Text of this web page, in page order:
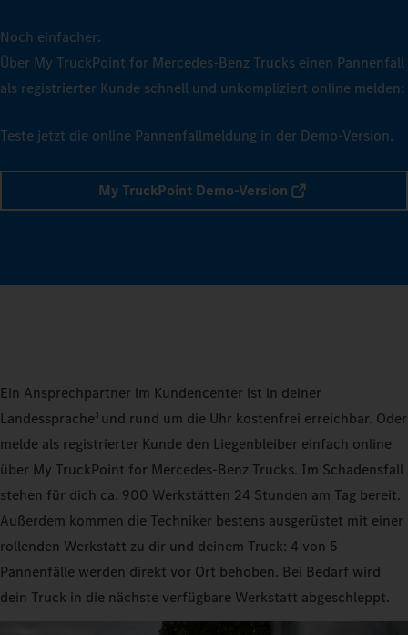
Noch einfacher:
Über My TruckPoint for Mercedes‑Benz Trucks einen Pannenfall
als registrierter Kunde schnell und unkompliziert online melden:
Teste jetzt die online Pannenfallmeldung in der Demo-Version.
My TruckPoint Demo-Version
Ein Ansprechpartner im Kundencenter ist in deiner
Landessprache3 und rund um die Uhr kostenfrei erreichbar. Oder
melde als registrierter Kunde den Liegenbleiber einfach online
über My TruckPoint for Mercedes‑Benz Trucks. Im Schadensfall
stehen für dich ca. 900 Werkstätten 24 Stunden am Tag bereit.
Außerdem kommen die Techniker bestens ausgerüstet mit einer
rollenden Werkstatt zu dir und deinem Truck: 4 von 5
Pannenfälle werden direkt vor Ort behoben. Bei Bedarf wird
dein Truck in die nächste verfügbare Werkstatt abgeschleppt.